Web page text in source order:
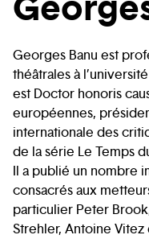
Georges Banu est
théâtrales à
est Doctor honoris
européennes,
internationale des
de la série Le Temps
Il a publié un nombre
consacrés aux
particulier Peter
Strehler, Antoine